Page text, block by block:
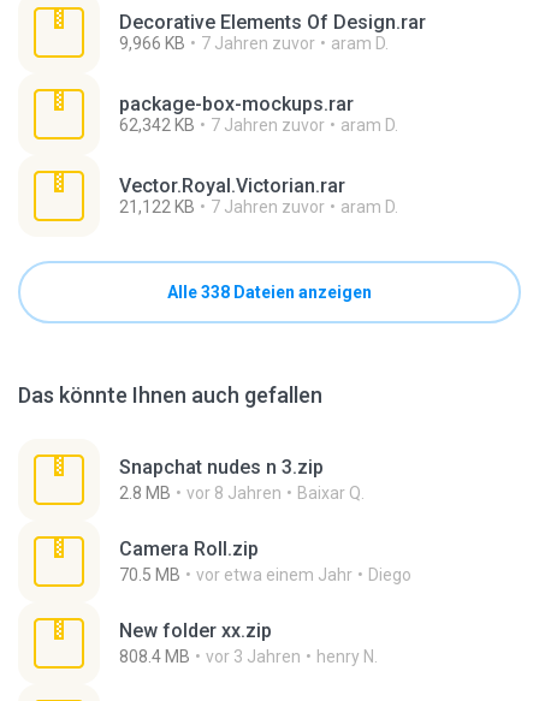
Decorative Elements Of Design.rar
9,966 KB 7 Jahren zuvor aram D.
package-box-mockups.rar
62,342 KB 7 Jahren zuvor aram D.
Vector.Royal.Victorian.rar
21,122 KB 7 Jahren zuvor aram D.
Alle 338 Dateien anzeigen
Das könnte Ihnen auch gefallen
Snapchat nudes n 3.zip
2.8 MB vor 8 Jahren Baixar Q.
Camera Roll.zip
70.5 MB vor etwa einem Jahr Diego
New folder xx.zip
808.4 MB vor 3 Jahren henry N.